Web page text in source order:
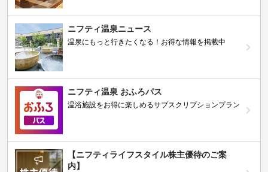
ニフティ温泉ニュース
温泉にもっと行きたくなる！お得な情報を掲載中
ニフティ温泉 おふろパス
温浴施設をお得に楽しめるサブスクリプションプラン
【ニフティライフスタイル株主優待のご案
内】